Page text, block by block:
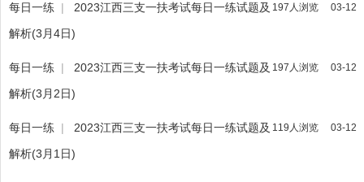
03-12
197人浏览
每日一练 |
2023江西三支一扶考试每日一练试题及
解析(3月4日)
03-12
197人浏览
每日一练 |
2023江西三支一扶考试每日一练试题及
解析(3月2日)
03-12
119人浏览
每日一练 |
2023江西三支一扶考试每日一练试题及
解析(3月1日)